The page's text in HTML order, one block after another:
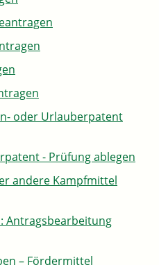
oder Urlauberpatent
- Prüfung ablegen
andere Kampfmittel
Antragsbearbeitung
– Fördermittel